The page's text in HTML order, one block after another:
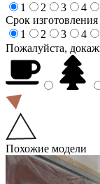
1
2 3 4
Срок изготовления
1
2 3 4
Пожалуйста,
Похожие модели